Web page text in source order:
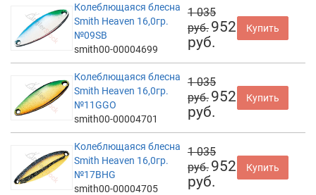
Колеблющаяся блесна
Smith Heaven 16,0гр.
№09SB
smith00-00004699
1 035
руб. 952
руб.
Купить
Колеблющаяся блесна
Smith Heaven 16,0гр.
№11GGO
smith00-00004701
1 035
руб. 952
руб.
Купить
Колеблющаяся блесна
Smith Heaven 16,0гр.
№17BHG
smith00-00004705
1 035
руб. 952
руб.
Купить